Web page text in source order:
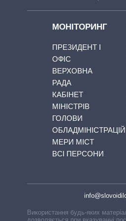
МОНІТОРИНГ
ПРЕЗИДЕНТ І
ОФІС
ВЕРХОВНА
РАДА
КАБІНЕТ
МІНІСТРІВ
ГОЛОВИ
ОБЛАДМІНІСТРАЦІЙ
МЕРИ МІСТ
ВСІ ПЕРСОНИ
Використання будь-яких